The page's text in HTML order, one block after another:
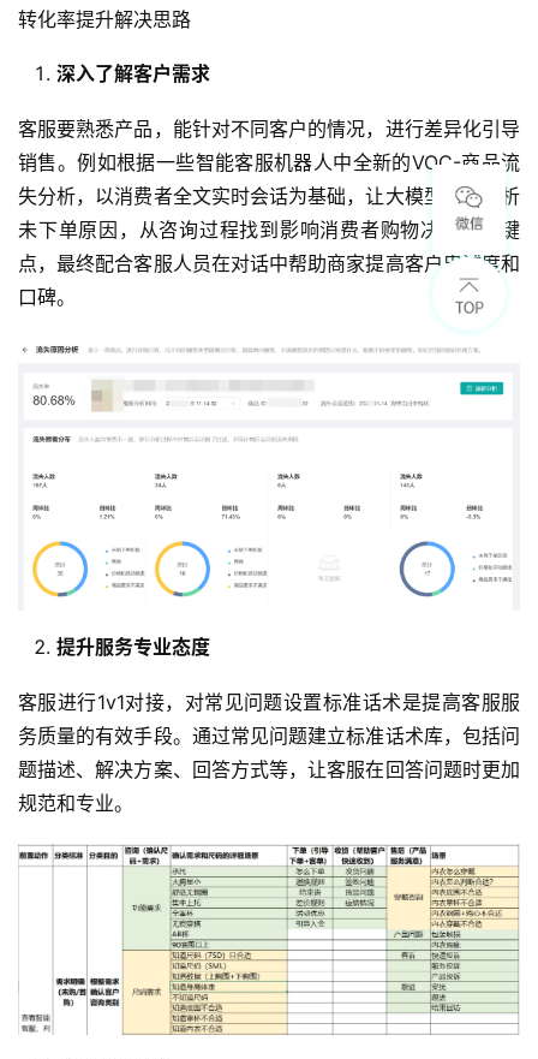
转化率提升解决思路
深入了解客户需求
客服要熟悉产品，能针对不同客户的情况，进行差异化引导
销售。例如根据一些智能客服机器人中全新的VOC-商品流
失分析，以消费者全文实时会话为基础，让大模型智能分析
未下单原因，从咨询过程找到影响消费者购物决策的关键
点，最终配合客服人员在对话中帮助商家提高客户忠诚度和
口碑。
提升服务专业态度
客服进行1v1对接，对常见问题设置标准话术是提高客服服
务质量的有效手段。通过常见问题建立标准话术库，包括问
题描述、解决方案、回答方式等，让客服在回答问题时更加
规范和专业。